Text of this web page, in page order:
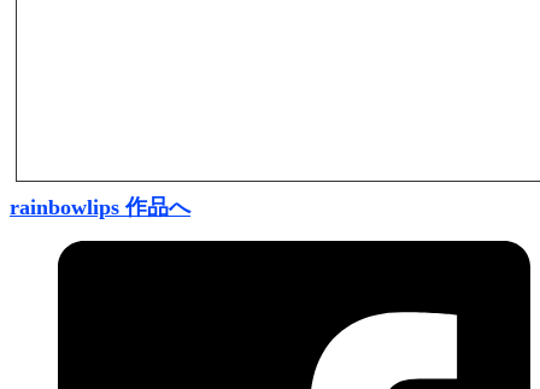
rainbowlips 作品へ